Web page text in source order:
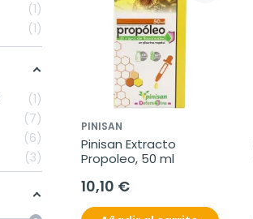
1
1
1
7
6
3
PINISAN
Pinisan Extracto
Propoleo, 50 ml
10,10 €